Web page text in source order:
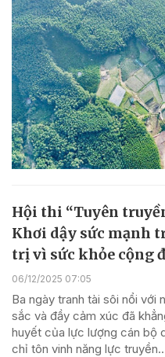
Hội thi “Tuyên
Khơi dậy sức mạnh
trị vì sức khỏe cộng
06/12/2025 07:05
Ba ngày tranh tài sôi nổi với
sắc và đầy cảm xúc đã
huyết của lực lượng cán bộ
chỉ tôn vinh năng lực